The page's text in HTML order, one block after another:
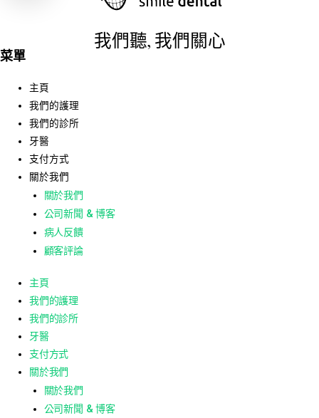
我們聽, 我們關心
菜單
主頁
我們的護理
我們的診所
牙醫
支付方式
關於我們
關於我們
公司新聞 & 博客
病人反饋
顧客評論
主頁
我們的護理
我們的診所
牙醫
支付方式
關於我們
關於我們
公司新聞 & 博客